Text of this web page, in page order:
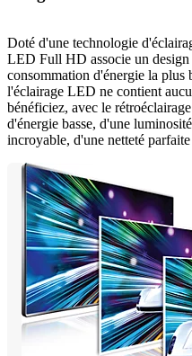
Doté d'une technologie
LED Full HD associe un design
consommation d'énergie la plus
l'éclairage LED ne contient
bénéficiez, avec le
d'énergie basse, d'une
incroyable, d'une netteté